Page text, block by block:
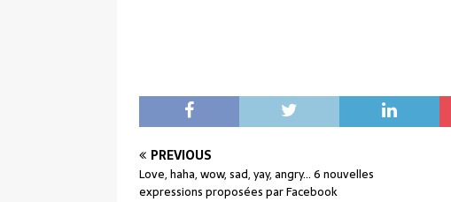
PREVIOUS
Love, haha, wow, sad, yay, angry… 6 nouvelles
expressions proposées par Facebook